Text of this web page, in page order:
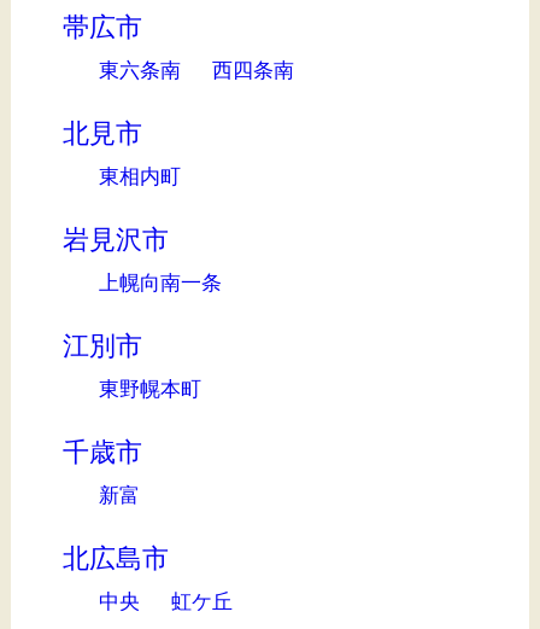
帯広市
東六条南 西四条南
北見市
東相内町
岩見沢市
上幌向南一条
江別市
東野幌本町
千歳市
新富
北広島市
中央 虹ケ丘